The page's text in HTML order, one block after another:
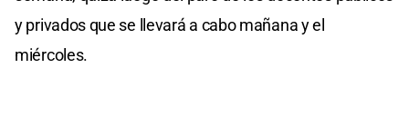
y privados que se llevará a cabo mañana y el
miércoles.